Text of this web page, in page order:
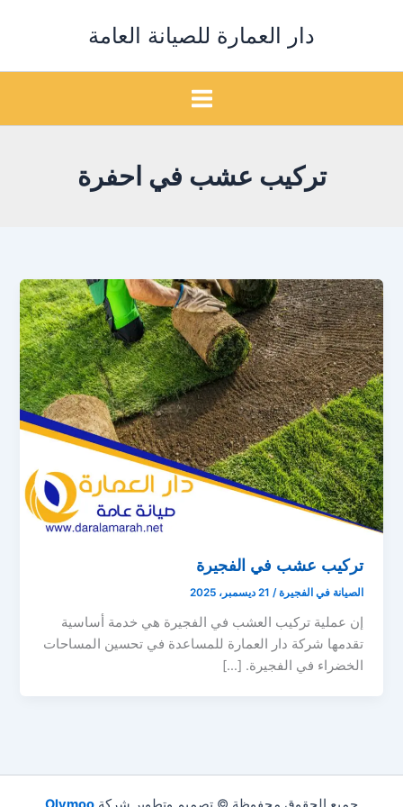
دار العمارة للصيانة العامة
تركيب عشب في احفرة
تركيب عشب في الفجيرة
الصيانة في الفجيرة/ 21 ديسمبر، 2025
إن عملية تركيب العشب في الفجيرة هي خدمة أساسية
تقدمها شركة دار العمارة للمساعدة في تحسين المساحات
الخضراء في الفجيرة. […]